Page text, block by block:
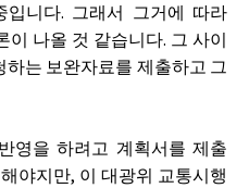
니다. 그래서 그거에 따라
이 나올 것 같습니다. 그 사이
는 보완자료를 제출하고 그
영을 하려고 계획서를 제출
야지만, 이 대광위 교통시행